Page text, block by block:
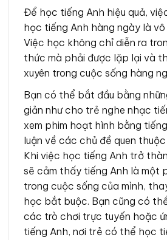
Để học tiếng Anh hiệu quả,
học tiếng Anh hàng ngày là
Việc học không chỉ diễn ra
thức mà phải được lặp lại và
xuyên trong cuộc sống hàng
Bạn có thể bắt đầu bằng
giản như cho trẻ nghe nhạc
xem phim hoạt hình bằng
luận về các chủ đề quen
Khi việc học tiếng Anh trở
sẽ cảm thấy tiếng Anh là một
trong cuộc sống của mình,
học bắt buộc. Bạn cũng có
các trò chơi trực tuyến hoặc
tiếng Anh, nơi trẻ có thể học